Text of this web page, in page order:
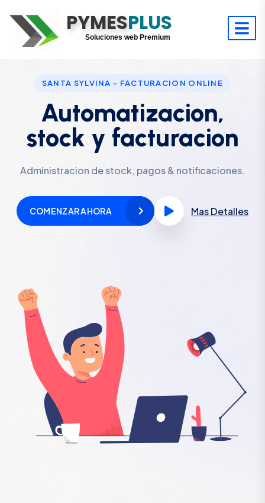
PYMESPLUS
Soluciones web Premium
Soporte premium 24/7
SANTA SYLVINA - FACTURACION ONLINE
Automatizacion,
stock y facturacion
Administracion de stock, pagos & notificaciones.
COMENZAR AHORA Mas Detalles